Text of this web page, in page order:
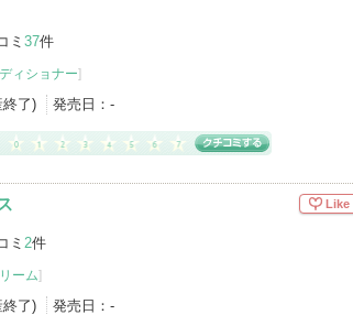
ミ 37件
ィショナー]
終了) 発売日： -
ミ 2件
ーム]
終了) 発売日： -
Like